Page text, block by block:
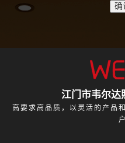
江门市韦尔达
高要求高品质，以灵活的产品